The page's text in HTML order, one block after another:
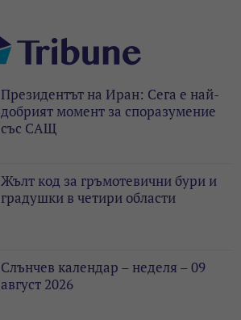
Президентът на Иран: Сега е най-
добрият момент за споразумение
със САЩ
Жълт код за гръмотевични бури и
градушки в четири области
Слънчев календар – неделя – 09
август 2026